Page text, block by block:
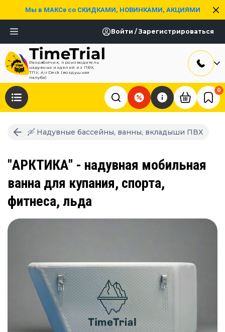
Мы в МАКСе со СКИДКАМИ, НОВИНКАМИ, АКЦИЯМИ
Войти / Зарегистрироваться
Разработчик, производитель
надувных изделий из ПВХ,
ТПУ, AirDeck (воздушная
палуба)
0
🛶 Надувные бассейны, ванны, вкладыши ПВХ
"АРКТИКА" - надувная мобильная
ванна для купания, спорта,
фитнеса, льда